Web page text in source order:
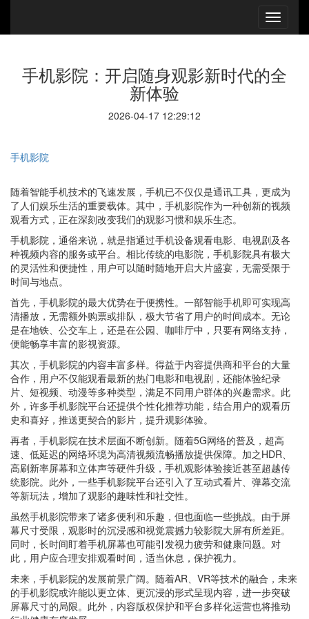
手机影院：开启随身观影新时代的全
新体验
2026-04-17 12:29:12
手机影院
随着智能手机技术的飞速发展，手机已不仅仅是通讯工具，更成为
了人们娱乐生活的重要载体。其中，手机影院作为一种创新的视频
观看方式，正在深刻改变我们的观影习惯和娱乐生态。
手机影院，通俗来说，就是指通过手机设备观看电影、电视剧及各
种视频内容的服务或平台。相比传统的电影院，手机影院具有极大
的灵活性和便捷性，用户可以随时随地开启大片盛宴，无需受限于
时间与地点。
首先，手机影院的最大优势在于便携性。一部智能手机即可实现高
清播放，无需额外购票或排队，极大节省了用户的时间成本。无论
是在地铁、公交车上，还是在公园、咖啡厅中，只要有网络支持，
便能畅享丰富的影视资源。
其次，手机影院的内容丰富多样。得益于内容提供商和平台的大量
合作，用户不仅能观看最新的热门电影和电视剧，还能体验纪录
片、短视频、动漫等多种类型，满足不同用户群体的兴趣需求。此
外，许多手机影院平台还提供个性化推荐功能，结合用户的观看历
史和喜好，推送更契合的影片，提升观影体验。
再者，手机影院在技术层面不断创新。随着5G网络的普及，超高
速、低延迟的网络环境为高清视频流畅播放提供保障。加之HDR、
高刷新率屏幕和立体声等硬件升级，手机观影体验接近甚至超越传
统影院。此外，一些手机影院平台还引入了互动式看片、弹幕交流
等新玩法，增加了观影的趣味性和社交性。
虽然手机影院带来了诸多便利和乐趣，但也面临一些挑战。由于屏
幕尺寸受限，观影时的沉浸感和视觉震撼力较影院大屏有所差距。
同时，长时间盯着手机屏幕也可能引发视力疲劳和健康问题。对
此，用户应合理安排观看时间，适当休息，保护视力。
未来，手机影院的发展前景广阔。随着AR、VR等技术的融合，未来
的手机影院或许能以更立体、更沉浸的形式呈现内容，进一步突破
屏幕尺寸的局限。此外，内容版权保护和平台多样化运营也将推动